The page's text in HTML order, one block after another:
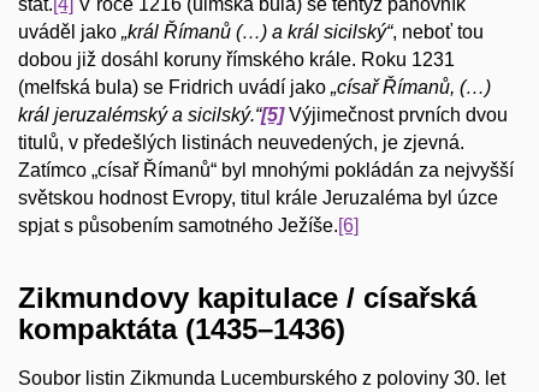
uváděl jako „král Římanů (…) a král sicilský“, neboť tou
dobou již dosáhl koruny římského krále. Roku 1231
(melfská bula) se Fridrich uvádí jako „císař Římanů, (…)
král jeruzalémský a sicilský.“[5] Výjimečnost prvních dvou
titulů, v předešlých listinách neuvedených, je zjevná.
Zatímco „císař Římanů“ byl mnohými pokládán za nejvyšší
světskou hodnost Evropy, titul krále Jeruzaléma byl úzce
spjat s působením samotného Ježíše.[6]
Zikmundovy kapitulace / císařská
kompaktáta (1435–1436)
Soubor listin Zikmunda Lucemburského z poloviny 30. let